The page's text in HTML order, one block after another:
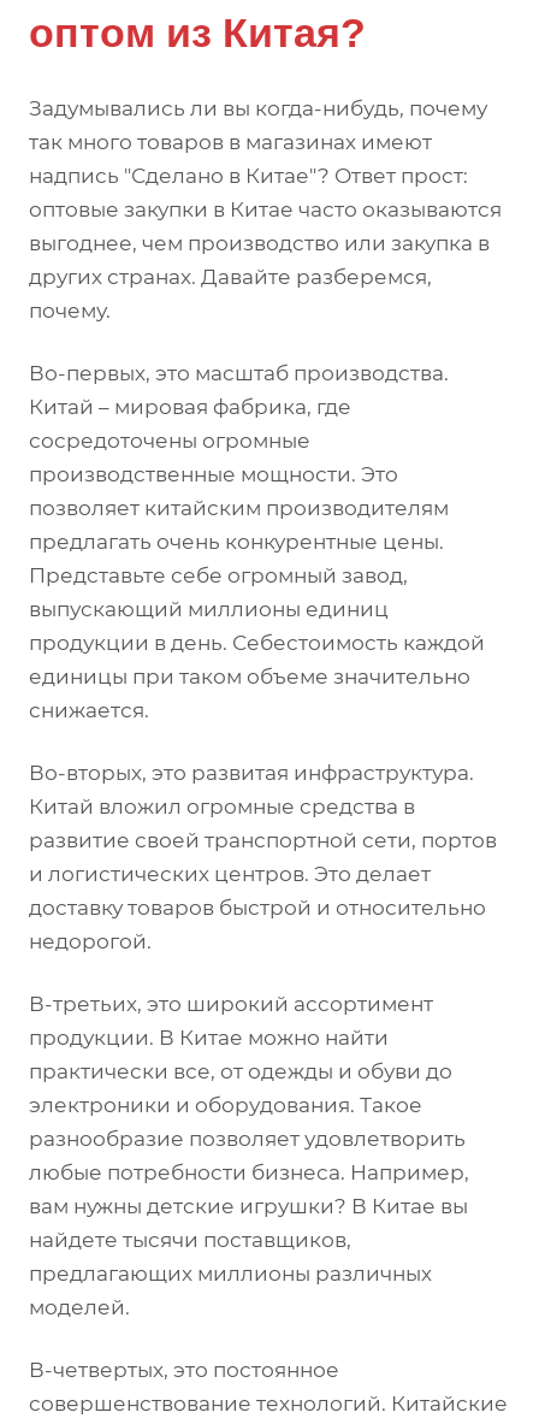
оптом из Китая?
Задумывались ли вы когда-нибудь, почему
так много товаров в магазинах имеют
надпись "Сделано в Китае"? Ответ прост:
оптовые закупки в Китае часто оказываются
выгоднее, чем производство или закупка в
других странах. Давайте разберемся,
почему.
Во-первых, это масштаб производства.
Китай – мировая фабрика, где
сосредоточены огромные
производственные мощности. Это
позволяет китайским производителям
предлагать очень конкурентные цены.
Представьте себе огромный завод,
выпускающий миллионы единиц
продукции в день. Себестоимость каждой
единицы при таком объеме значительно
снижается.
Во-вторых, это развитая инфраструктура.
Китай вложил огромные средства в
развитие своей транспортной сети, портов
и логистических центров. Это делает
доставку товаров быстрой и относительно
недорогой.
В-третьих, это широкий ассортимент
продукции. В Китае можно найти
практически все, от одежды и обуви до
электроники и оборудования. Такое
разнообразие позволяет удовлетворить
любые потребности бизнеса. Например,
вам нужны детские игрушки? В Китае вы
найдете тысячи поставщиков,
предлагающих миллионы различных
моделей.
В-четвертых, это постоянное
совершенствование технологий. Китайские